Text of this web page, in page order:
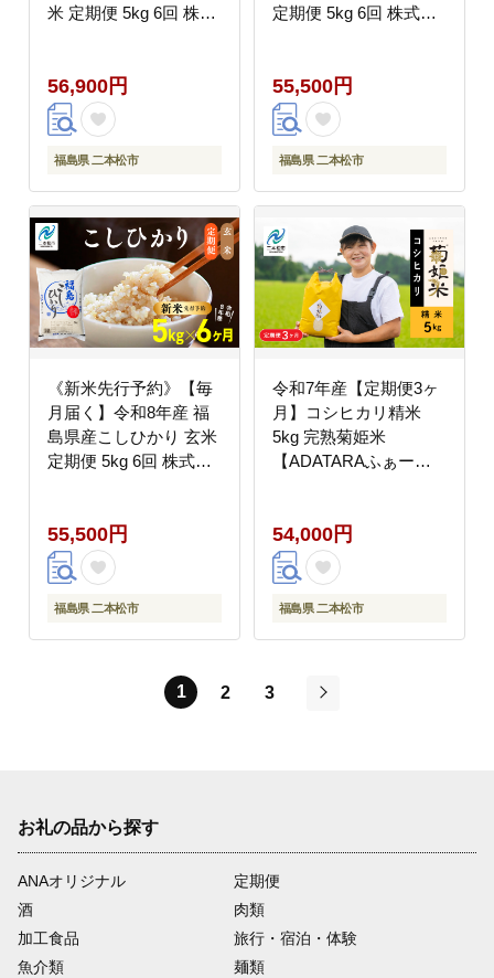
米 定期便 5kg 6回 株式
56,900円
福島県 二本松市
定期便 5kg 6回 株式会
55,500円
福島県 二本松市
《新米先行予約》【毎
月届く】令和8年産 福
島県産こしひかり 玄米
定期便 5kg 6回 株式会
55,500円
福島県 二本松市
令和7年産【定期便3ヶ
月】コシヒカリ精米
5kg 完熟菊姫米
【ADATARAふぁー
54,000円
福島県 二本松市
1 2
3
お礼の品から探す
ANAオリジナル
定期便
酒
肉類
加工食品
旅行・宿泊・体験
魚介類
麺類